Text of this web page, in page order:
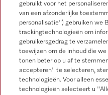
CoffeeCare
gebruikt voor het
van een afzonderlijke
personalisatie") gebruiken we
trackingtechnologieën om
gebruikersgedrag te
toewijzen om de inhoud die
tonen beter op u af te
accepteren" te selecteren,
technologieën. Voor alleen
technologieën selecteert u